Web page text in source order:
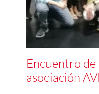
Encuentro de
asociación